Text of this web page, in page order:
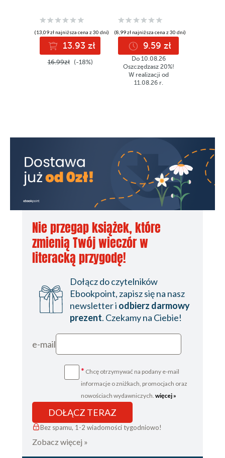
(13,09 zł najniższa cena z 30 dni)
13.93 zł
16.99zł (-18%)
(8,99 zł najniższa cena z 30 dni)
9.59 zł
Do 10.08.26
Oszczędzasz 20%!
W realizacji od
11.08.26 r.
Nie przegap książek, które
zmienią Twój wieczór w
literacką przygodę!
Dołącz do czytelników
Ebookpoint, zapisz się na nasz
newsletter i odbierz darmowy
prezent. Czekamy na Ciebie!
e-mail
* Chcę otrzymywać na podany e-mail
informacje o zniżkach, promocjach oraz
nowościach wydawniczych. więcej »
DOŁĄCZ TERAZ
Bez spamu, 1-2 wiadomości tygodniowo!
Zobacz więcej »